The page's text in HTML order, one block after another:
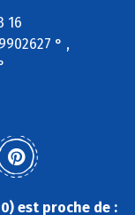
16
° ,
est proche de :